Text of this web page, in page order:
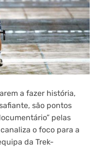
a fazer história,
são pontos
pelas
o foco para a
da Trek-